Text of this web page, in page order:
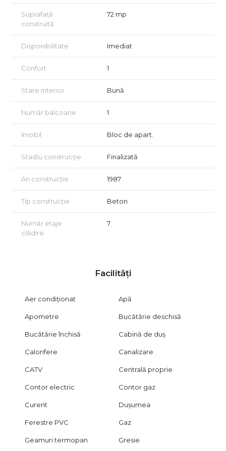
Astfel, proprietatea oferă trei variante de închiriere:
60 mp (3 camere) – 800 euro/lună
193 mp total (spațiu integral) – negociabil, în funcție de condiții
organizarea activității sau optimizarea costurilor.
Ambele spații beneficiază de centrală termică proprie, iar
proprietarii oferă flexibilitate în amenajare, existând
posibilitatea adaptării în funcție de specificul activității.
extindere, această proprietate este ideală pentru cabinete,
firme de servicii, centre educaționale, birouri sau activități
mixte.
invităm să o descoperiți în detaliu!
Vizionarea imobilului se face doar în baza semnării unui acord
de vizionare, conform articolului 2096–2102 din Codul Civil.
Suprafață
construită
72 mp
Disponibilitate Imediat
Confort 1
Stare interior Bună
Număr balcoane 1
Imobil Bloc de apart.
Stadiu construcție Finalizată
An construcție 1987
Tip construcție Beton
Număr etaje
clădire
7
Facilități
Aer condiționat Apă
Apometre Bucătărie deschisă
Bucătărie închisă Cabină de duș
Calorifere Canalizare
CATV Centrală proprie
Contor electric Contor gaz
Curent Dușumea
Ferestre PVC Gaz
Geamuri termopan Gresie